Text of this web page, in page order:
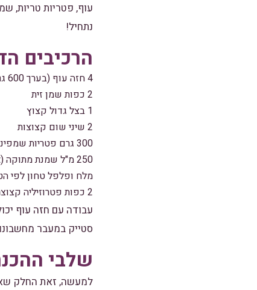
עוף, פטריות טריות,
נתחיל!
הרכיבים
4 חזה עוף (בערך 600 גרם)
2 כפות שמן זית
1 בצל גדול קצוץ
2 שיני שום קצוצות
300 גרם פטריות שמפיניון (או פטריות שטות אחרות)
250 מ"ל שמנת מתוקה (אפשר גם שמנת סויה לגרסה טבעונית)
מלח ופלפל טחון לפי
2 כפות פטרוזיליה קצוצה (לקישוט)
עבודה עם חזה עוף
סטייק במעבר
שלבי
למעשה, זאת החלק